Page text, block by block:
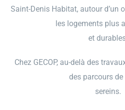
Saint-Denis Habitat, autour d’un
les logements plus
et
Chez GECOP, au-delà des
des parcours de
sereins.